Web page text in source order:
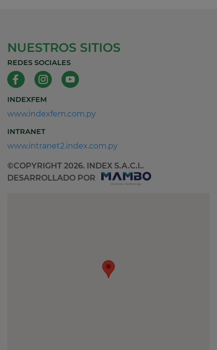
NUESTROS SITIOS
REDES SOCIALES
INDEXFEM
www.indexfem.com.py
INTRANET
www.intranet2.index.com.py
©COPYRIGHT 2026. INDEX S.A.C.I..
DESARROLLADO POR